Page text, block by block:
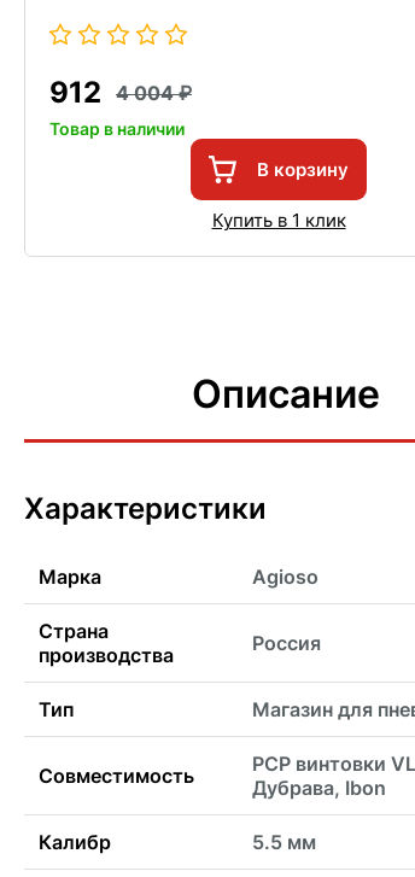
912 4 004
Товар в наличии
В корзину
Купить в 1 клик
Описание
Характеристики
Марка Agioso
Страна
производства
Россия
Тип Магазин для
Совместимость
PCP винтовки
Дубрава, Ibon
Калибр 5.5 мм